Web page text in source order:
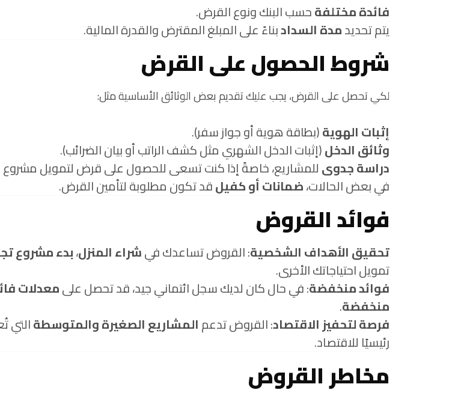
فائدة مختلفةحسب البنك ونوع القرض.
يتم تحديدمدة السدادبناءً على المبلغ المقترض والقدرة المالية.
شروط الحصول على القرض
لكي تحصل على القرض، يجب عليك تقديم بعض الوثائق الأساسية مثل:
إثبات الهوية(بطاقة هوية أو جواز سفر).
وثائق الدخل(إثبات الدخل الشهري مثل كشف الراتب أو بيان الضرائب).
دراسة جدوىللمشاريع، خاصةً إذا كنت تسعى للحصول على قرض لتمويل مشروع
في بعض الحالات،ضمانات أو كفيلقد تكون مطلوبة لتأمين القرض.
فوائد القروض
تحقيق الأهداف الشخصية: القروض تساعدك فيشراء المنزل،بدء مشروع
تمويل احتياجاتك الأخرى.
فوائد منخفضة: في حال كان لديك سجل ائتماني جيد، قد تحصل علىمعدلات
منخفضة.
فرصة لتحفيز الاقتصاد: القروض تدعمالمشاريع الصغيرة والمتوسطةالتي
رئيسيًا للاقتصاد.
مخاطر القروض